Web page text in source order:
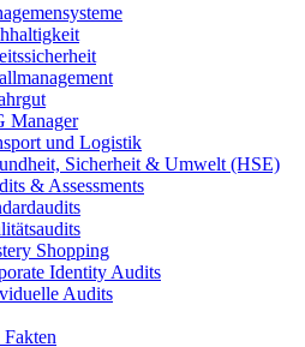
Manager
und Logistik
Sicherheit & Umwelt (HSE)
& Assessments
Shopping
Identity Audits
Audits